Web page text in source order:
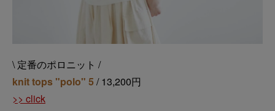
\ 定番のポロニット /
knit tops "polo" 5 / 13,200円
>> click